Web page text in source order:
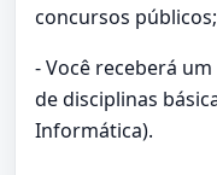
concursos públicos;
- Você receberá
de disciplinas
Informática).